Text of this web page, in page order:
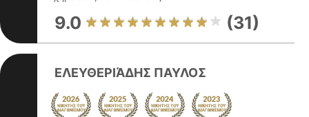
9.0 (31)
ΕΛΕΥΘΕΡΙΆΔΗΣ ΠΑΥΛΟΣ